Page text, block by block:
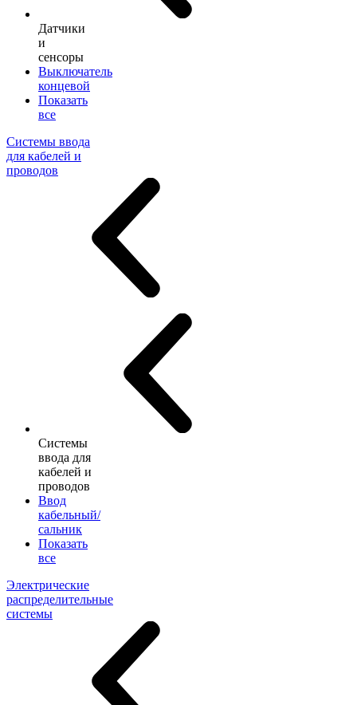
Датчики
и
сенсоры
Выключатель
концевой
Показать
все
Системы ввода
для кабелей и
проводов
Системы
ввода для
кабелей и
проводов
Ввод
кабельный/
сальник
Показать
все
Электрические
распределительные
системы